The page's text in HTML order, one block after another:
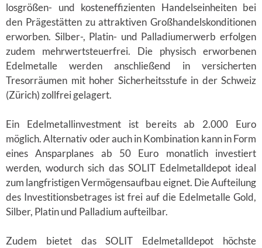
losgrößen- und kosteneffizienten Handelseinheiten bei
den Prägestätten zu attraktiven Großhandelskonditionen
erworben. Silber-, Platin- und Palladiumerwerb erfolgen
zudem mehrwertsteuerfrei. Die physisch erworbenen
Edelmetalle werden anschließend in versicherten
Tresorräumen mit hoher Sicherheitsstufe in der Schweiz
(Zürich) zollfrei gelagert.
Ein Edelmetallinvestment ist bereits ab 2.000 Euro
möglich. Alternativ oder auch in Kombination kann in Form
eines Ansparplanes ab 50 Euro monatlich investiert
werden, wodurch sich das SOLIT Edelmetalldepot ideal
zum langfristigen Vermögensaufbau eignet. Die Aufteilung
des Investitionsbetrages ist frei auf die Edelmetalle Gold,
Silber, Platin und Palladium aufteilbar.
Zudem bietet das SOLIT Edelmetalldepot höchste